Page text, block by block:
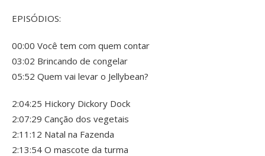
EPISÓDIOS:
00:00 Você tem com quem contar
03:02 Brincando de congelar
05:52 Quem vai levar o Jellybean?
2:04:25 Hickory Dickory Dock
2:07:29 Canção dos vegetais
2:11:12 Natal na Fazenda
2:13:54 O mascote da turma